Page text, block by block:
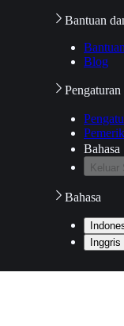
Bantuan
Bantuan
Blog
Pengaturan
Bahasa
Keluar
Bahasa
Inggris